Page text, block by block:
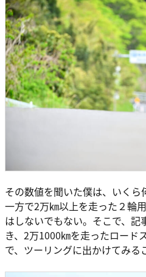
その数値を聞いた僕は、いく
一方で2万㎞以上を走った２輪
はしないでもない。そこで、記
き、2万1000㎞を走ったロー
で、ツーリングに出かけてみる